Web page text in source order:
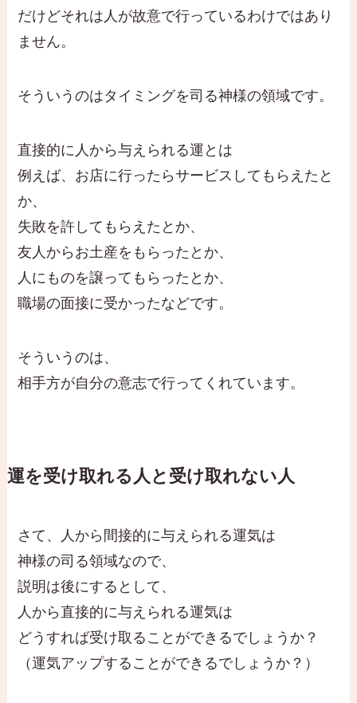
だけどそれは人が故意で行っているわけではあり
ません。
そういうのはタイミングを司る神様の領域です。
直接的に人から与えられる運とは
例えば、お店に行ったらサービスしてもらえたと
か、
失敗を許してもらえたとか、
友人からお土産をもらったとか、
人にものを譲ってもらったとか、
職場の面接に受かったなどです。
そういうのは、
相手方が自分の意志で行ってくれています。
運を受け取れる人と受け取れない人
さて、人から間接的に与えられる運気は
神様の司る領域なので、
説明は後にするとして、
人から直接的に与えられる運気は
どうすれば受け取ることができるでしょうか？
（運気アップすることができるでしょうか？）